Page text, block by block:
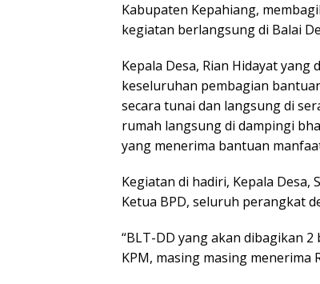
Kabupaten Kepahiang,
kegiatan berlangsung di Balai
Kepala Desa, Rian Hidayat
keseluruhan pembagian
secara tunai dan langsung di
rumah langsung di dampingi
yang menerima bantuan
Kegiatan di hadiri, Kepala Desa,
Ketua BPD, seluruh perangkat
“BLT-DD yang akan dibagikan
KPM, masing masing menerima